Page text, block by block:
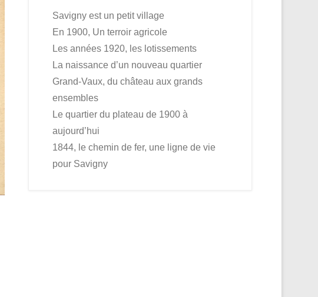
Savigny est un petit village
En 1900, Un terroir agricole
Les années 1920, les lotissements
La naissance d’un nouveau quartier
Grand-Vaux, du château aux grands
ensembles
Le quartier du plateau de 1900 à
aujourd’hui
1844, le chemin de fer, une ligne de vie
pour Savigny